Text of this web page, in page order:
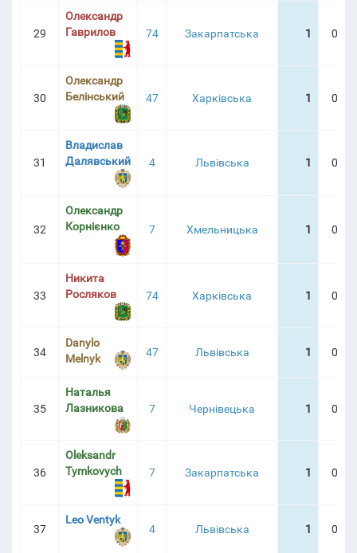
29
Олександр
Гаврилов
74 Закарпатська 1
30
Олександр
Белінський
47 Харківська 1
31
Владислав
Далявський
4 Львівська 1
32
Олександр
Корнієнко
7 Хмельницька 1
33
Никита
Росляков
74 Харківська 1
34
Danylo
Melnyk
47 Львівська 1
35
Наталья
Лазникова
7 Чернівецька 1
36
Oleksandr
Tymkovych
7 Закарпатська 1
37
Leo Ventyk
4 Львівська 1